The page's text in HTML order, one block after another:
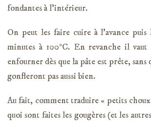
fondantes à l’intérieur.
On peut les faire cuire à l’avance puis
minutes à 100°C. En revanche il vaut
enfourner dès que la pâte est prête, sans
gonfleront pas aussi bien.
Au fait, comment traduire « petits
quoi sont faites les gougères (et les